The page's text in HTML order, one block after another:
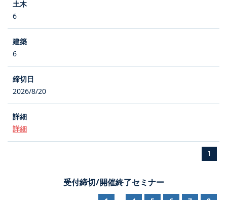
6
6
2026/8/20
詳細
1
受付締切/開催終了セミナー